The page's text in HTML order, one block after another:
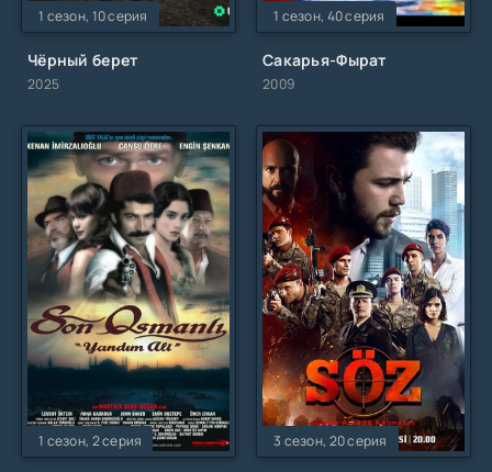
1 сезон, 10 серия
Чёрный берет
2025
1 сезон, 40 серия
Сакарья-Фырат
2009
1 сезон, 2 серия 3 сезон, 20 серия